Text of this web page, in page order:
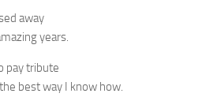
away
years.
pay tribute
best way I know how.